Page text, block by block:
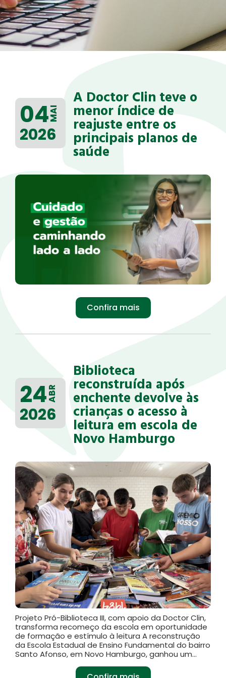
04MAI
2026
A Doctor Clin teve o
menor índice de
reajuste entre os
principais planos de
saúde
Confira mais
24ABR
2026
Biblioteca
reconstruída após
enchente devolve às
crianças o acesso à
leitura em escola de
Novo Hamburgo
Projeto Pró-Biblioteca III, com apoio da Doctor Clin,
transforma recomeço da escola em oportunidade
de formação e estímulo à leitura A reconstrução
da Escola Estadual de Ensino Fundamental do bairro
Santo Afonso, em Novo Hamburgo, ganhou um...